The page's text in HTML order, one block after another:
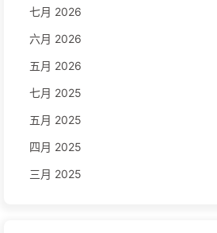
七月 2026
六月 2026
五月 2026
七月 2025
五月 2025
四月 2025
三月 2025